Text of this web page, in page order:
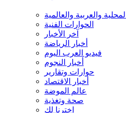
والعربية والعالمية
الحوارات الفنية
آخر الأخبار
أخبار الرياضة
فيديو العرب اليوم
أخبار النجوم
حوارات وتقارير
أخبار الاقتصاد
عالم الموضة
صحة وتغذية
اخترنا لك